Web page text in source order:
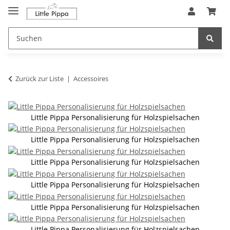
Zum Hauptinhalt springen
springen
Zurück zur Liste Accessoires
Little Pippa Personalisierung für Holzspielsachen
Little Pippa Personalisierung für Holzspielsachen
Little Pippa Personalisierung für Holzspielsachen
Little Pippa Personalisierung für Holzspielsachen
Little Pippa Personalisierung für Holzspielsachen